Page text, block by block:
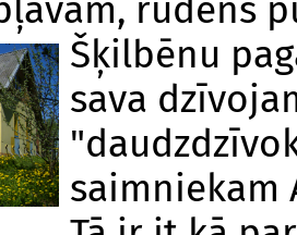
rudens
Šķilbēnu
sava
saimniekam